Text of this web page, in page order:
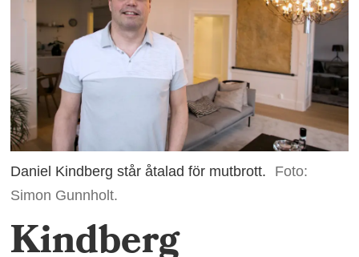
Daniel Kindberg står åtalad för mutbrott.
Foto:
Simon Gunnholt.